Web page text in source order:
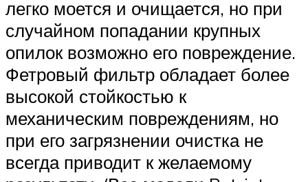
легко моется и очищается, но при
случайном попадании крупных
опилок возможно его повреждение.
Фетровый фильтр обладает более
высокой стойкостью к
механическим повреждениям, но
при его загрязнении очистка не
всегда приводит к желаемому